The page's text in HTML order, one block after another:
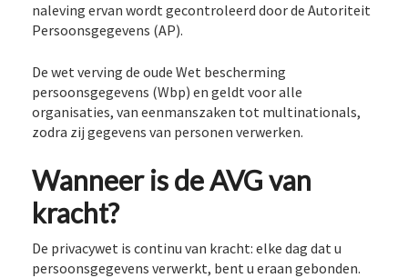
naleving ervan wordt gecontroleerd door de Autoriteit
Persoonsgegevens (AP).
De wet verving de oude Wet bescherming
persoonsgegevens (Wbp) en geldt voor alle
organisaties, van eenmanszaken tot multinationals,
zodra zij gegevens van personen verwerken.
Wanneer is de AVG van
kracht?
De privacywet is continu van kracht: elke dag dat u
persoonsgegevens verwerkt, bent u eraan gebonden.